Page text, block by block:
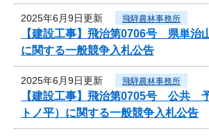
2025年6月9日更新 飛騨農林事務所
【建設工事】飛治第0706号 県単治
に関する一般競争入札公告
2025年6月9日更新 飛騨農林事務所
【建設工事】飛治第0705号 公共
トノ平）に関する一般競争入札公告